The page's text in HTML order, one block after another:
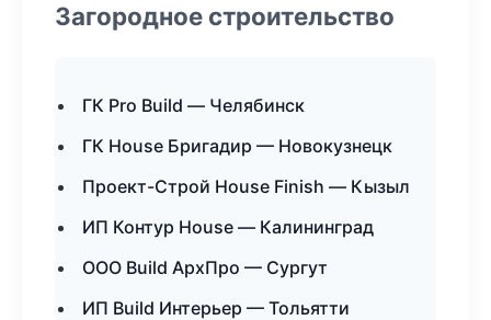
Загородное строительство
ГК Pro Build — Челябинск
ГК House Бригадир — Новокузнецк
Проект-Строй House Finish — Кызыл
ИП Контур House — Калининград
ООО Build АрхПро — Сургут
ИП Build Интерьер — Тольятти